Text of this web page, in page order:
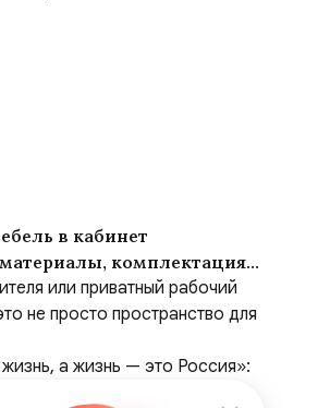
в кабинет
комплектация
или приватный рабочий
не просто пространство для